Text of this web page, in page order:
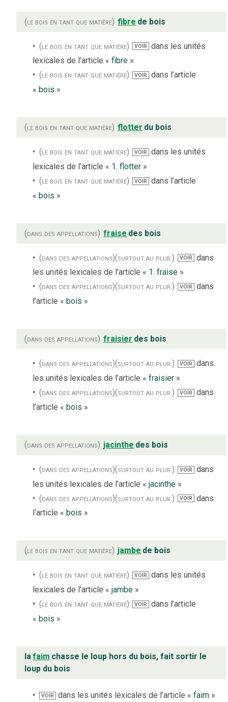
(le bois en tant que matière) fibre de bois
(le bois en tant que matière) VOIR
dans les unités
lexicales de l’article « fibre »
(le bois en tant que matière)
VOIR
dans l’article
« bois »
(le bois en tant que matière) flotter du bois
(le bois en tant que matière) VOIR
dans les unités
lexicales de l’article « 1. flotter »
(le bois en tant que matière)
VOIR dans l’article
« bois »
(dans des appellations) fraise des bois
(dans des appellations)(surtout au plur.) VOIR
dans
les unités lexicales de l’article « 1. fraise »
(dans des appellations)(surtout au plur.) VOIR
dans
l’article « bois »
(dans des appellations) fraisier des bois
(dans des appellations)(surtout au plur.) VOIR
dans
les unités lexicales de l’article « fraisier »
(dans des appellations)(surtout au plur.) VOIR dans
l’article « bois »
(dans des appellations) jacinthe des bois
(dans des appellations)(surtout au plur.) VOIR dans
les unités lexicales de l’article « jacinthe »
(dans des appellations)(surtout au plur.) VOIR
dans
l’article « bois »
(le bois en tant que matière) jambe de bois
(le bois en tant que matière) VOIR
dans les unités
lexicales de l’article « jambe »
(le bois en tant que matière)
VOIR dans l’article
« bois »
lafaim chasse le loup hors du bois, fait sortir le
loup du bois
VOIR dans les unités lexicales de l’article «faim »